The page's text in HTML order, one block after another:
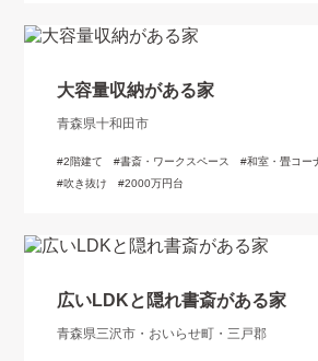
大容量収納がある家
青森県十和田市
2階建て 書斎・ワークスペース
和室・畳コー
吹き抜け
2000万円台
広いLDKと隠れ書斎がある家
青森県三沢市・おいらせ町・三戸郡